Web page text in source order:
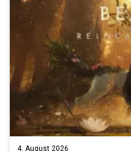
4. August 2026